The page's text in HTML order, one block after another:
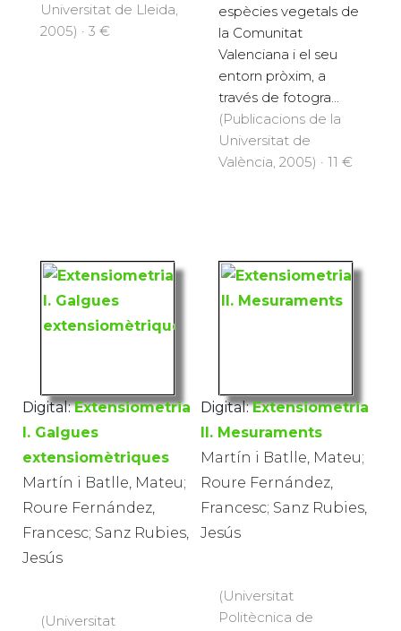
Universitat de Lleida,
2005) · 3 €
espècies vegetals de
la Comunitat
Valenciana i el seu
entorn pròxim, a
través de fotogra...
(Publicacions de la
Universitat de
València, 2005) · 11 €
Digital: Extensiometria
I. Galgues
extensiomètriques
Martín i Batlle, Mateu;
Roure Fernández,
Francesc; Sanz Rubies,
Jesús
(Universitat
Digital: Extensiometria
II. Mesuraments
Martín i Batlle, Mateu;
Roure Fernández,
Francesc; Sanz Rubies,
Jesús
(Universitat
Politècnica de